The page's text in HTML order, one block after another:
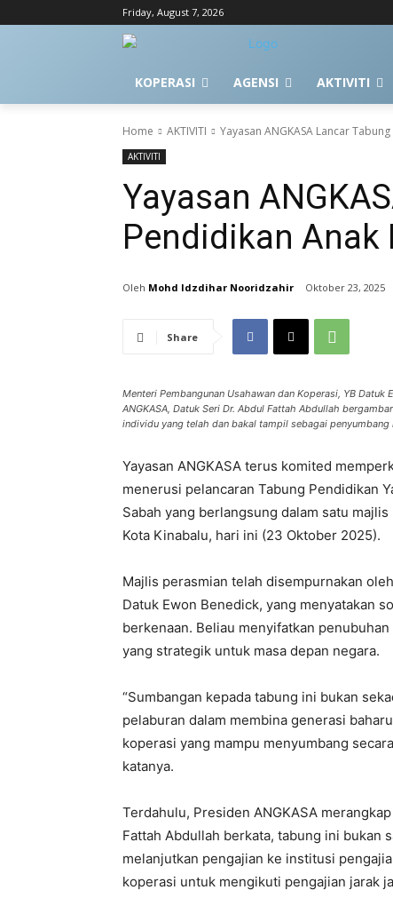
Friday, August 7, 2026
KOPERASI AGENSI AKTIVITI
Home AKTIVITI Yayasan ANGKASA Lancar
AKTIVITI
Yayasan
Pendidikan Anak
Mohd Idzdihar Nooridzahir Oktober 23, 2025
Share
Menteri Pembangunan Usahawan dan Koperasi, YB Datuk
ANGKASA, Datuk Seri Dr. Abdul Fattah Abdullah
individu yang telah dan bakal tampil sebagai penyumbang
Yayasan ANGKASA terus komited
menerusi pelancaran Tabung Pendidikan
Sabah yang berlangsung dalam satu
Kota Kinabalu, hari ini (23 Oktober 2025).
Majlis perasmian telah disempurnakan
Datuk Ewon Benedick, yang menyatakan
berkenaan. Beliau menyifatkan
yang strategik untuk masa depan negara.
“Sumbangan kepada tabung ini bukan
pelaburan dalam membina generasi
koperasi yang mampu menyumbang
katanya.
Terdahulu, Presiden ANGKASA
Fattah Abdullah berkata, tabung ini bukan
melanjutkan pengajian ke institusi
koperasi untuk mengikuti pengajian jarak